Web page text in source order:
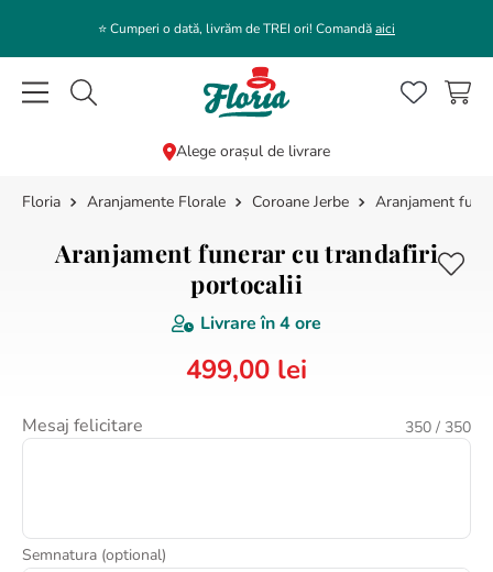
⭐️ Cumperi o dată, livrăm de TREI ori! Comandăaici
Caută flori, plante, cadouri...
Alege orașul de livrare
Aranjamente Florale Coroane Jerbe Aranjament
Aranjament funerar cu trandafiri
portocalii
Livrare în4 ore
499,00 lei
Mesaj felicitare 350 / 350
Semnatura (optional)
CĂUTĂRI POPULARE
6.
hortensie
9.
trandafiri albi